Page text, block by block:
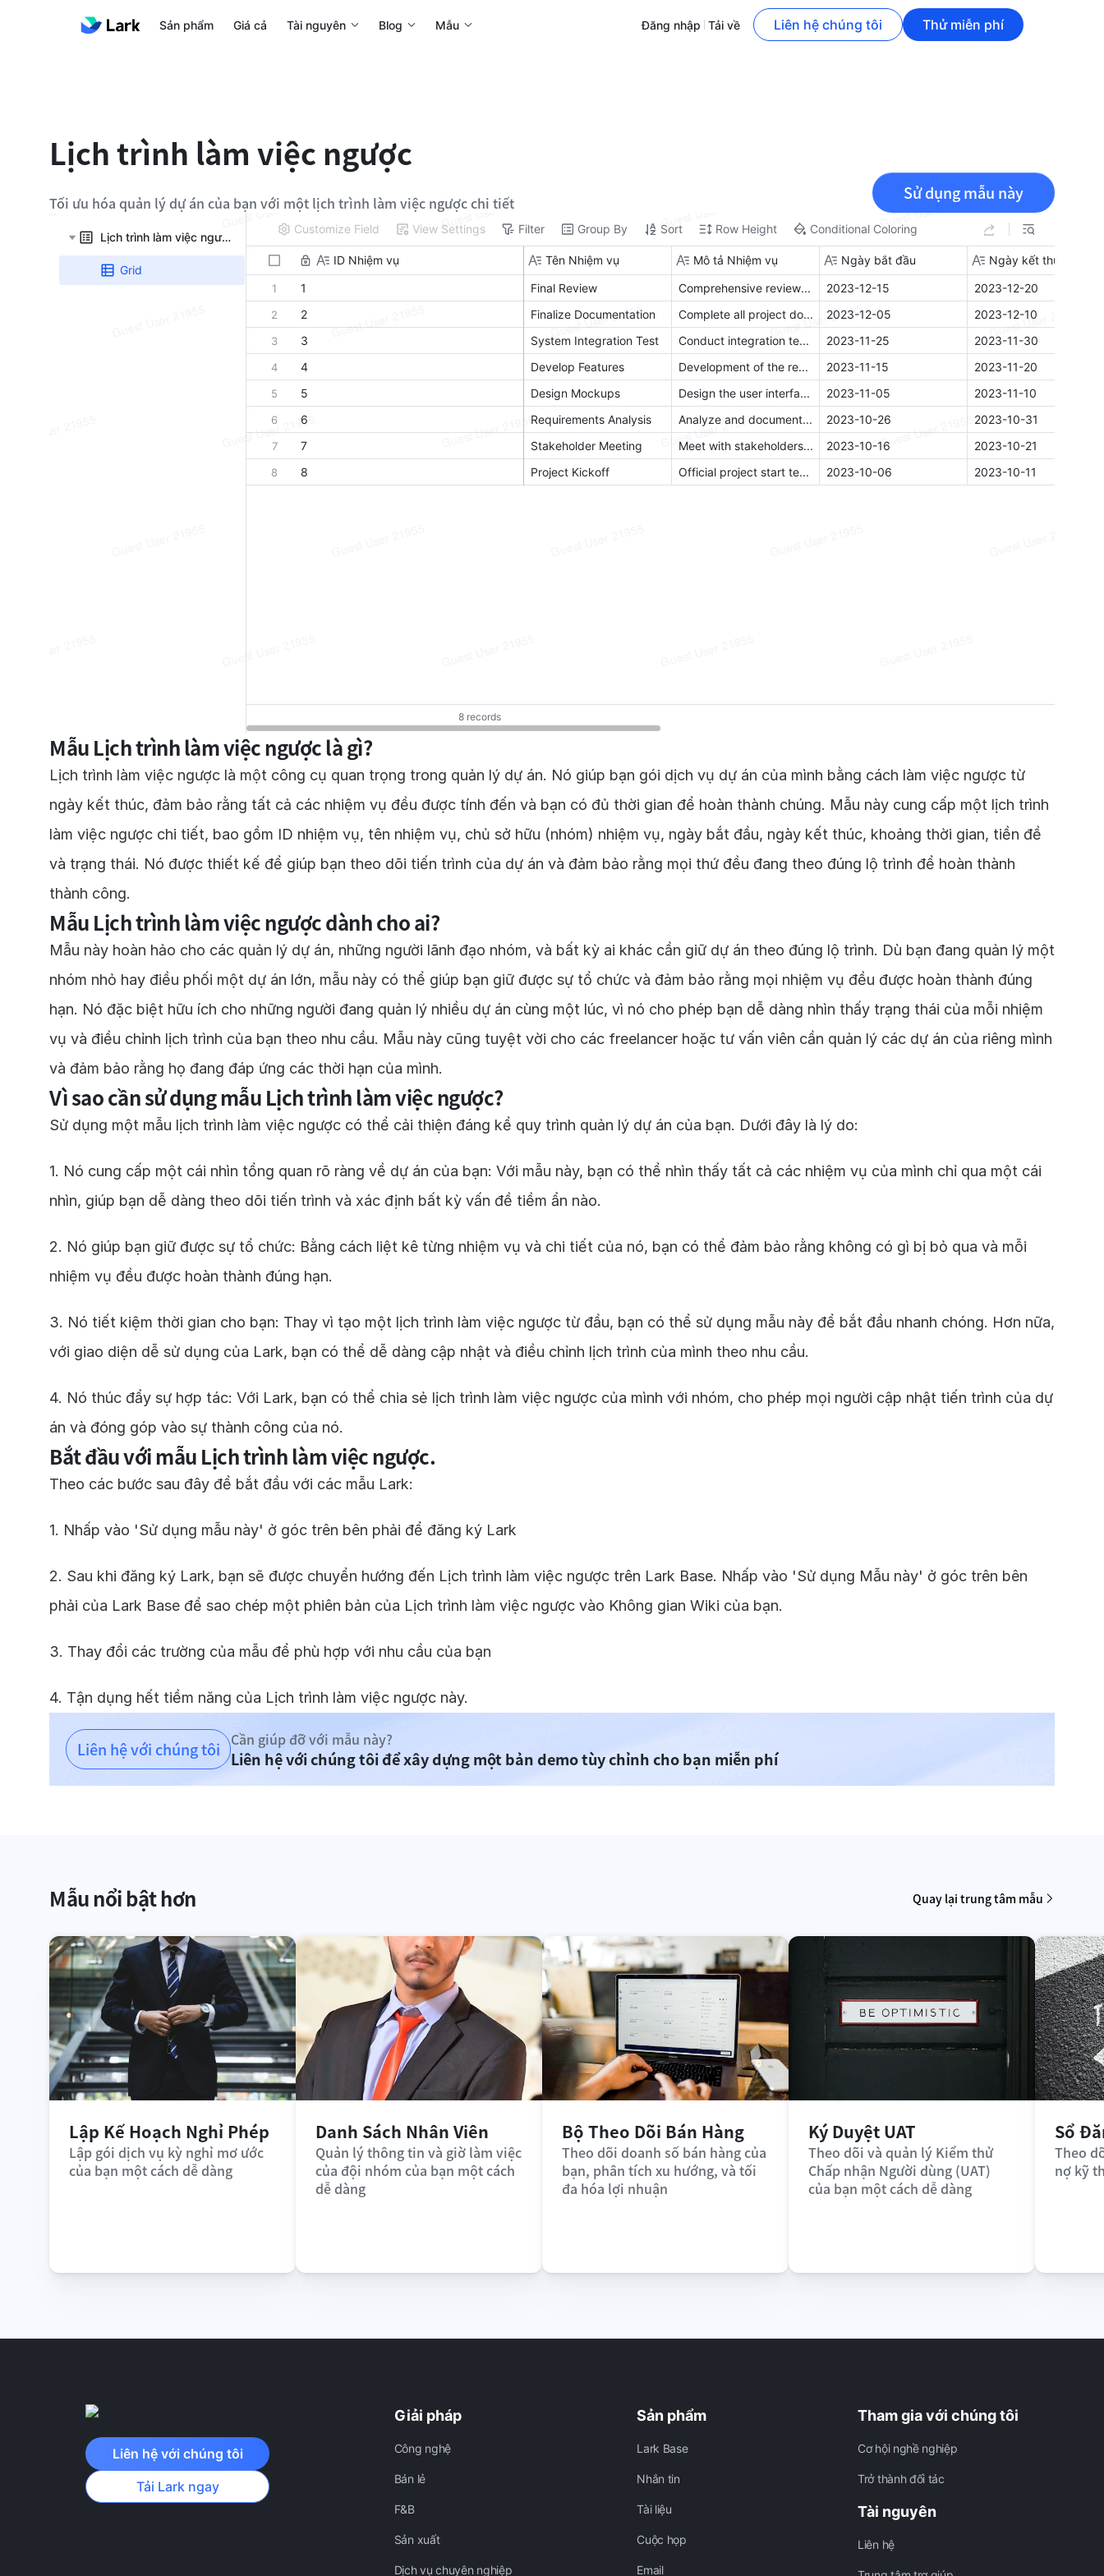
Sản phẩm Giá cả Tài nguyên Blog Mẫu Đăng nhập Tải về Liên hệ chúng tôi Thử miễn phí
Lịch trình làm việc ngược
Tối ưu hóa quản lý dự án của bạn với một lịch trình làm việc ngược chi tiết Sử dụng mẫu này
Mẫu Lịch trình làm việc ngược là gì?
Lịch trình làm việc ngược là một công cụ quan trọng trong quản lý dự án. Nó giúp bạn gói dịch vụ dự án của mình bằng cách làm việc ngược từ
ngày kết thúc, đảm bảo rằng tất cả các nhiệm vụ đều được tính đến và bạn có đủ thời gian để hoàn thành chúng. Mẫu này cung cấp một lịch trình
làm việc ngược chi tiết, bao gồm ID nhiệm vụ, tên nhiệm vụ, chủ sở hữu (nhóm) nhiệm vụ, ngày bắt đầu, ngày kết thúc, khoảng thời gian, tiền đề
và trạng thái. Nó được thiết kế để giúp bạn theo dõi tiến trình của dự án và đảm bảo rằng mọi thứ đều đang theo đúng lộ trình để hoàn thành
thành công.
Mẫu Lịch trình làm việc ngược dành cho ai?
Mẫu này hoàn hảo cho các quản lý dự án, những người lãnh đạo nhóm, và bất kỳ ai khác cần giữ dự án theo đúng lộ trình. Dù bạn đang quản lý một
nhóm nhỏ hay điều phối một dự án lớn, mẫu này có thể giúp bạn giữ được sự tổ chức và đảm bảo rằng mọi nhiệm vụ đều được hoàn thành đúng
hạn. Nó đặc biệt hữu ích cho những người đang quản lý nhiều dự án cùng một lúc, vì nó cho phép bạn dễ dàng nhìn thấy trạng thái của mỗi nhiệm
vụ và điều chỉnh lịch trình của bạn theo nhu cầu. Mẫu này cũng tuyệt vời cho các freelancer hoặc tư vấn viên cần quản lý các dự án của riêng mình
và đảm bảo rằng họ đang đáp ứng các thời hạn của mình.
Vì sao cần sử dụng mẫu Lịch trình làm việc ngược?
Sử dụng một mẫu lịch trình làm việc ngược có thể cải thiện đáng kể quy trình quản lý dự án của bạn. Dưới đây là lý do:
1. Nó cung cấp một cái nhìn tổng quan rõ ràng về dự án của bạn: Với mẫu này, bạn có thể nhìn thấy tất cả các nhiệm vụ của mình chỉ qua một cái
nhìn, giúp bạn dễ dàng theo dõi tiến trình và xác định bất kỳ vấn đề tiềm ẩn nào.
2. Nó giúp bạn giữ được sự tổ chức: Bằng cách liệt kê từng nhiệm vụ và chi tiết của nó, bạn có thể đảm bảo rằng không có gì bị bỏ qua và mỗi
nhiệm vụ đều được hoàn thành đúng hạn.
3. Nó tiết kiệm thời gian cho bạn: Thay vì tạo một lịch trình làm việc ngược từ đầu, bạn có thể sử dụng mẫu này để bắt đầu nhanh chóng. Hơn nữa,
với giao diện dễ sử dụng của Lark, bạn có thể dễ dàng cập nhật và điều chỉnh lịch trình của mình theo nhu cầu.
4. Nó thúc đẩy sự hợp tác: Với Lark, bạn có thể chia sẻ lịch trình làm việc ngược của mình với nhóm, cho phép mọi người cập nhật tiến trình của dự
án và đóng góp vào sự thành công của nó.
Bắt đầu với mẫu Lịch trình làm việc ngược.
Theo các bước sau đây để bắt đầu với các mẫu Lark:
1. Nhấp vào 'Sử dụng mẫu này' ở góc trên bên phải để đăng ký Lark
2. Sau khi đăng ký Lark, bạn sẽ được chuyển hướng đến Lịch trình làm việc ngược trên Lark Base. Nhấp vào 'Sử dụng Mẫu này' ở góc trên bên
phải của Lark Base để sao chép một phiên bản của Lịch trình làm việc ngược vào Không gian Wiki của bạn.
3. Thay đổi các trường của mẫu để phù hợp với nhu cầu của bạn
4. Tận dụng hết tiềm năng của Lịch trình làm việc ngược này.
Liên hệ với chúng tôi Cần giúp đỡ với mẫu này?
Liên hệ với chúng tôi để xây dựng một bản demo tùy chỉnh cho bạn miễn phí
Mẫu nổi bật hơn Quay lại trung tâm mẫu
Lập Kế Hoạch Nghỉ Phép
Lập gói dịch vụ kỳ nghỉ mơ ước
của bạn một cách dễ dàng
Danh Sách Nhân Viên
Quản lý thông tin và giờ làm việc
của đội nhóm của bạn một cách
dễ dàng
Bộ Theo Dõi Bán Hàng
Theo dõi doanh số bán hàng của
bạn, phân tích xu hướng, và tối
đa hóa lợi nhuận
Ký Duyệt UAT
Theo dõi và quản lý Kiểm thử
Chấp nhận Người dùng (UAT)
của bạn một cách dễ dàng
Sổ
Theo
nợ kỹ
Liên hệ với chúng tôi
Tải Lark ngay
Giải pháp
Công nghệ
Bán lẻ
F&B
Sản xuất
Dịch vụ chuyên nghiệp
Sản phẩm
Lark Base
Nhắn tin
Tài liệu
Cuộc họp
Email
Tham gia với chúng tôi
Cơ hội nghề nghiệp
Trở thành đối tác
Tài nguyên
Liên hệ